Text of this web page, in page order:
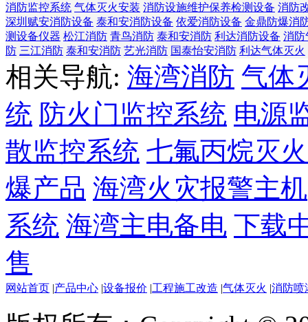
消防监控系统 气体灭火安装 消防设施维护保养检测设备 消防
深圳赋安消防设备 泰和安消防设备 依爱消防设备 金鼎防爆消
测设备仪器 松江消防 青鸟消防 泰和安消防 利达消防设备 消防
防 三江消防 泰和安消防 艺光消防 国泰怡安消防 利达气体灭火
相关导航: 海湾消防 气体
统 防火门监控系统 电源
散监控系统 七氟丙烷灭
爆产品 海湾火灾报警主机
系统 海湾主电备电 下载
售
网站首页 |产品中心 |设备报价 |工程施工改造 |气体灭火 |消防喷